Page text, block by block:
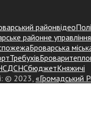
районвідео
районне управління
пожежаБроварська
Требухів
ДСНСбюджетКняжичі
© 2023, «Громадський